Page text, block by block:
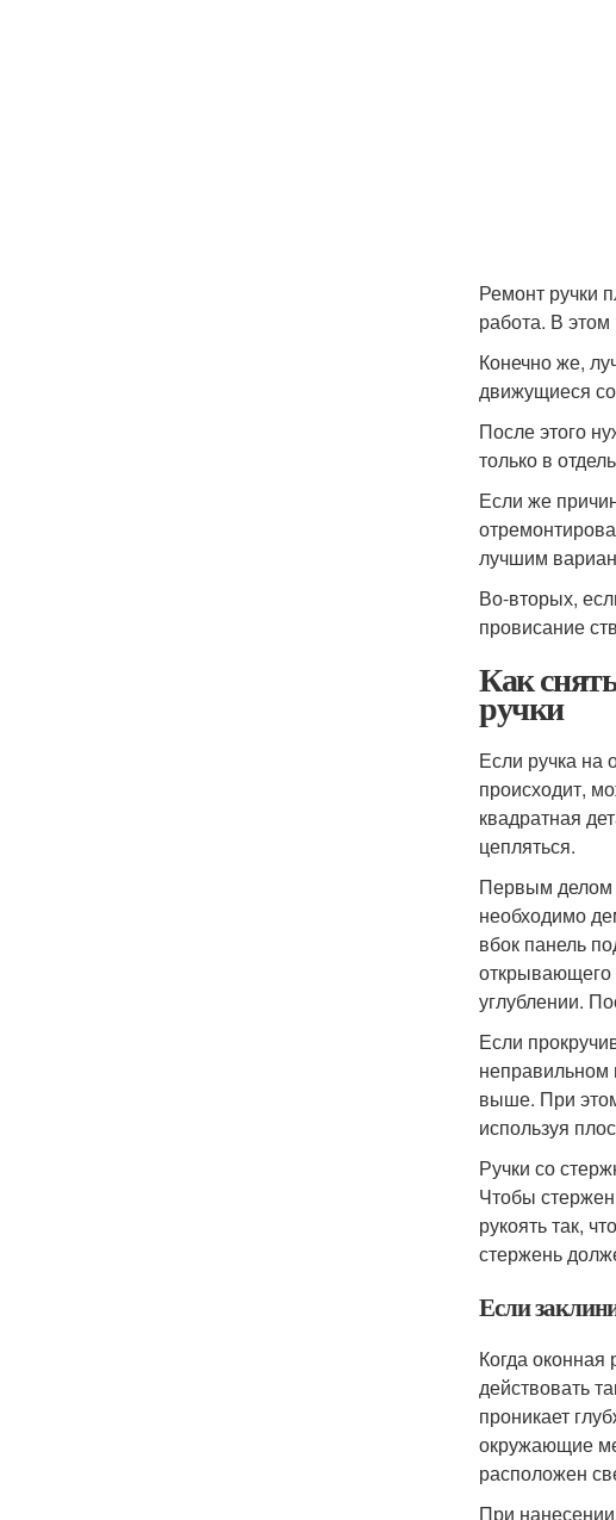
Ремонт ручки
работа. В
Конечно же,
движущиеся
После этого
только в
Если же
лучшим
Во-вторых,
провисание
Как
ручки
Если ручка на
происходит,
квадратная
цепляться.
Первым делом
необходимо
вбок панель
открывающего
углублении.
Если
неправильном
выше. При
используя
Ручки со
Чтобы
рукоять так,
стержень
Если
Когда
действовать
проникает
окружающие
расположен
При